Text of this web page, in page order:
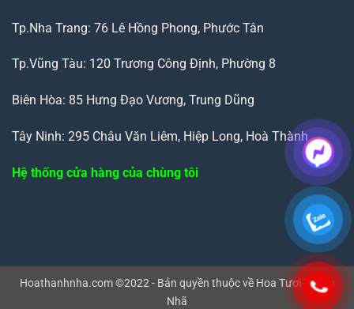
Tp.Nha Trang: 76 Lê Hồng Phong, Phước Tân
Tp.Vũng Tàu: 120 Trương Công Định, Phường 8
Biên Hòa: 85 Hưng Đạo Vương, Trung Dũng
Tây Ninh: 295 Châu Văn Liêm, Hiệp Long, Hoà Thành
Hệ thống cửa hàng của chùng tôi
Hoathanhnha.com ©2022 - Bản quyền thuộc về Hoa Tươi Thanh
Nhã